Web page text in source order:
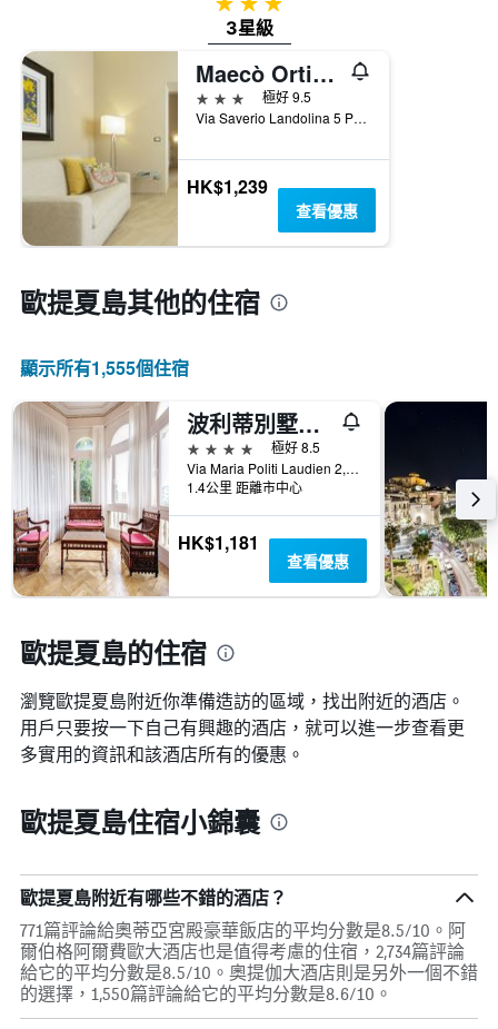
3星級
Maecò Ortigia B&B
3星級
極好 9.5
Via Saverio Landolina 5 Palazzo Francica Nava, 錫拉庫扎, 西西里島, 義大利
HK$1,239
查看優惠
歐提夏島​其他的住宿
顯示所有1,555​個住宿
波利蒂別墅大酒店
4星級
極好 8.5
Via Maria Politi Laudien 2, 錫拉庫扎, 西西里島, 義大利
1.4公里 距離市中心
HK$1,181
查看優惠
歐提夏島的住宿
瀏覽歐提夏島​附近你準備造訪的區域，找出附近的酒店。
用戶只要按一下自己有興趣的酒店，就可以進一步查看更
多實用的資訊和該酒店所有的優惠。
歐提夏島住宿小錦囊
歐提夏島附近有哪些不錯的酒店？
771篇評論給奧蒂亞宮殿豪華飯店的平均分數是8.5/10。阿
爾伯格阿爾費歐大酒店也是值得考慮的住宿，2,734篇評論
給它的平均分數是8.5/10。奧提伽大酒店則是另外一個不錯
的選擇，1,550篇評論給它的平均分數是8.6/10。